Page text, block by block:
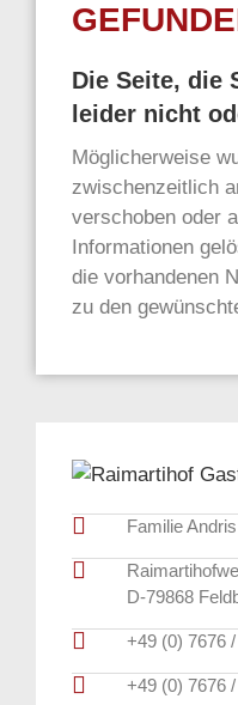
Die Seite, die
leider nicht
Möglicherweise
zwischenzeitlich
verschoben oder
Informationen
die vorhandenen
zu den
Familie Andris
D-79868
+49 (0) 7676
+49 (0) 7676